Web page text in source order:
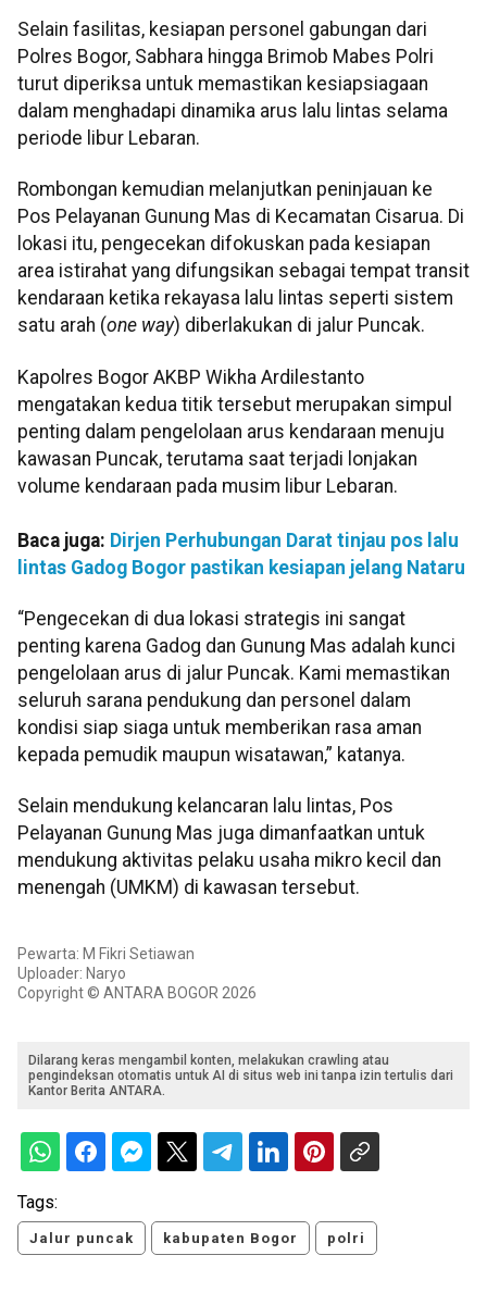
Selain fasilitas, kesiapan personel gabungan dari
Polres Bogor, Sabhara hingga Brimob Mabes Polri
turut diperiksa untuk memastikan kesiapsiagaan
dalam menghadapi dinamika arus lalu lintas selama
periode libur Lebaran.
Rombongan kemudian melanjutkan peninjauan ke
Pos Pelayanan Gunung Mas di Kecamatan Cisarua. Di
lokasi itu, pengecekan difokuskan pada kesiapan
area istirahat yang difungsikan sebagai tempat transit
kendaraan ketika rekayasa lalu lintas seperti sistem
satu arah (one way) diberlakukan di jalur Puncak.
Kapolres Bogor AKBP Wikha Ardilestanto
mengatakan kedua titik tersebut merupakan simpul
penting dalam pengelolaan arus kendaraan menuju
kawasan Puncak, terutama saat terjadi lonjakan
volume kendaraan pada musim libur Lebaran.
Baca juga: Dirjen Perhubungan Darat tinjau pos lalu
lintas Gadog Bogor pastikan kesiapan jelang Nataru
“Pengecekan di dua lokasi strategis ini sangat
penting karena Gadog dan Gunung Mas adalah kunci
pengelolaan arus di jalur Puncak. Kami memastikan
seluruh sarana pendukung dan personel dalam
kondisi siap siaga untuk memberikan rasa aman
kepada pemudik maupun wisatawan,” katanya.
Selain mendukung kelancaran lalu lintas, Pos
Pelayanan Gunung Mas juga dimanfaatkan untuk
mendukung aktivitas pelaku usaha mikro kecil dan
menengah (UMKM) di kawasan tersebut.
Pewarta: M Fikri Setiawan
Uploader: Naryo
Copyright © ANTARA BOGOR 2026
Dilarang keras mengambil konten, melakukan crawling atau
pengindeksan otomatis untuk AI di situs web ini tanpa izin tertulis dari
Kantor Berita ANTARA.
Tags:
Jalur puncak kabupaten Bogor polri